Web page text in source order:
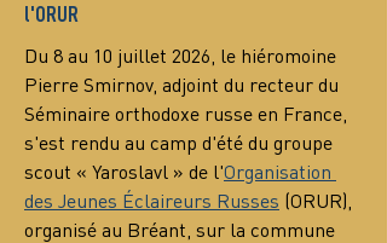
l'ORUR
Du 8 au 10 juillet 2026, le hiéromoine
Pierre Smirnov, adjoint du recteur du
Séminaire orthodoxe russe en France,
s'est rendu au camp d'été du groupe
scout « Yaroslavl » de l'Organisation
des Jeunes Éclaireurs Russes (ORUR),
organisé au Bréant, sur la commune